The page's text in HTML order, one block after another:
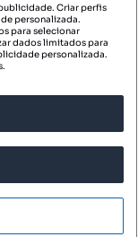
S.A.
Criar perfis
personalizada.
para selecionar
dados limitados para
personalizada.